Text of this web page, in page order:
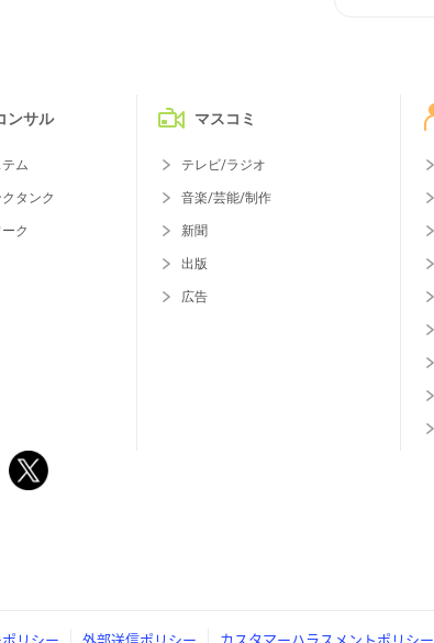
ンサル
ム
タンク
ク
マスコミ
テレビ/ラジオ
音楽/芸能/制作
新聞
出版
広告